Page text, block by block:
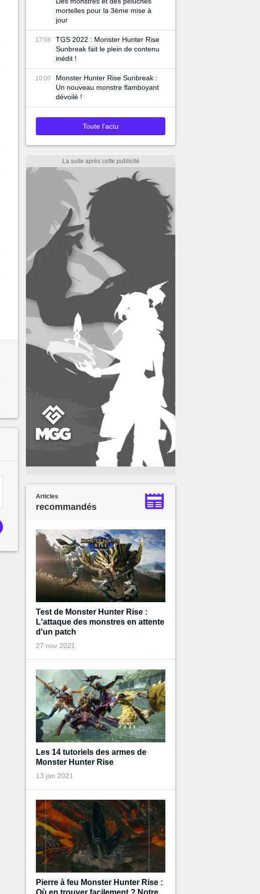
mortelles pour la 3ème mise à
jour
17:08
TGS 2022 : Monster Hunter Rise
Sunbreak fait le plein de contenu
inédit !
10:00
Monster Hunter Rise Sunbreak :
Un nouveau monstre flamboyant
dévoilé !
Toute l'actu
Articles
recommandés
Test de Monster Hunter Rise :
L'attaque des monstres en attente
d'un patch
27 nov 2021
Les 14 tutoriels des armes de
Monster Hunter Rise
13 jan 2021
Pierre à feu Monster Hunter Rise :
Où en trouver facilement ? Notre